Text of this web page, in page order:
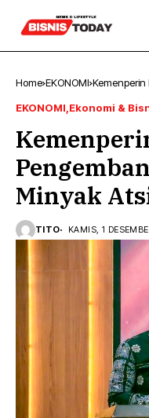
Home EKONOMI
EKONOMI Ekonomi &
Minyak
TITO KAMIS, 1